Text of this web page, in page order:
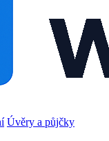
Úvěry a půjčky